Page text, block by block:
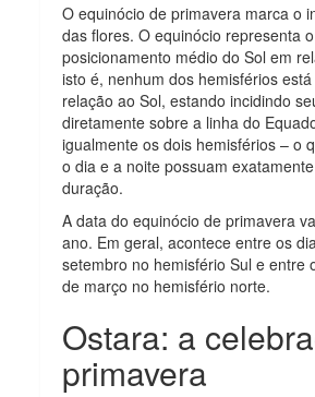
O equinócio de primavera marca o
das flores. O equinócio representa o
posicionamento médio do Sol em
isto é, nenhum dos hemisférios
relação ao Sol, estando incidindo
diretamente sobre a linha do
igualmente os dois hemisférios – o
o dia e a noite possuam
duração.
A data do equinócio de primavera
ano. Em geral, acontece entre os
setembro no hemisfério Sul e entre
de março no hemisfério norte.
Ostara: a
primavera